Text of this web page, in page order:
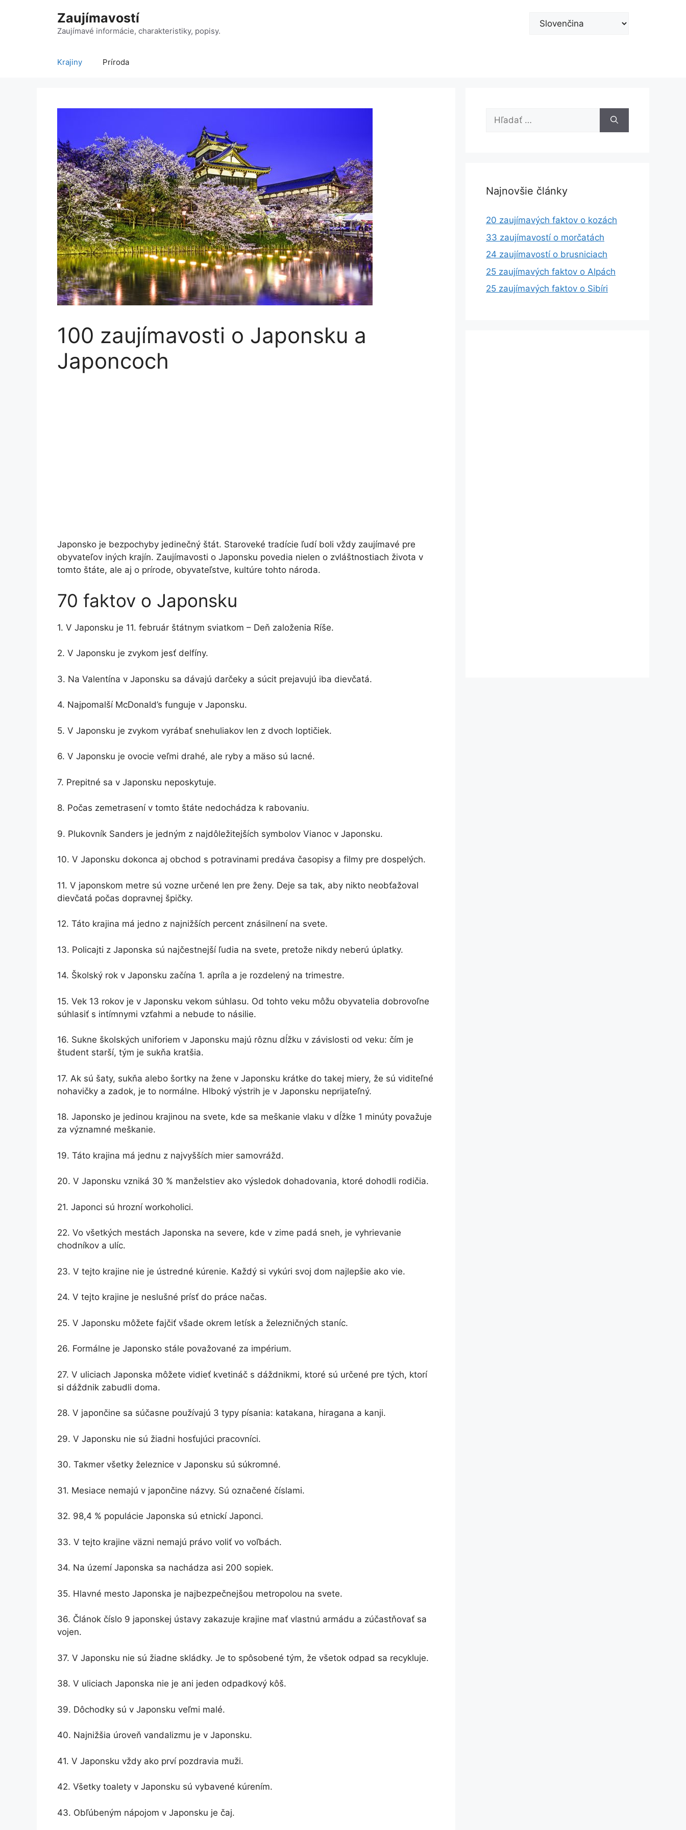
Zaujímavostí
Zaujímavé informácie, charakteristiky, popisy.
Vyberte
Krajiny Príroda
100 zaujímavosti o Japonsku a
Japoncoch
Japonsko je bezpochyby jedinečný štát. Staroveké tradície ľudí boli vždy zaujímavé pre
obyvateľov iných krajín. Zaujímavosti o Japonsku povedia nielen o zvláštnostiach života v
tomto štáte, ale aj o prírode, obyvateľstve, kultúre tohto národa.
70 faktov o Japonsku
1. V Japonsku je 11. február štátnym sviatkom – Deň založenia Ríše.
2. V Japonsku je zvykom jesť delfíny.
3. Na Valentína v Japonsku sa dávajú darčeky a súcit prejavujú iba dievčatá.
4. Najpomalší McDonald’s funguje v Japonsku.
5. V Japonsku je zvykom vyrábať snehuliakov len z dvoch loptičiek.
6. V Japonsku je ovocie veľmi drahé, ale ryby a mäso sú lacné.
7. Prepitné sa v Japonsku neposkytuje.
8. Počas zemetrasení v tomto štáte nedochádza k rabovaniu.
9. Plukovník Sanders je jedným z najdôležitejších symbolov Vianoc v Japonsku.
10. V Japonsku dokonca aj obchod s potravinami predáva časopisy a filmy pre dospelých.
11. V japonskom metre sú vozne určené len pre ženy. Deje sa tak, aby nikto neobťažoval
dievčatá počas dopravnej špičky.
12. Táto krajina má jedno z najnižších percent znásilnení na svete.
13. Policajti z Japonska sú najčestnejší ľudia na svete, pretože nikdy neberú úplatky.
14. Školský rok v Japonsku začína 1. apríla a je rozdelený na trimestre.
15. Vek 13 rokov je v Japonsku vekom súhlasu. Od tohto veku môžu obyvatelia dobrovoľne
súhlasiť s intímnymi vzťahmi a nebude to násilie.
16. Sukne školských uniforiem v Japonsku majú rôznu dĺžku v závislosti od veku: čím je
študent starší, tým je sukňa kratšia.
17. Ak sú šaty, sukňa alebo šortky na žene v Japonsku krátke do takej miery, že sú viditeľné
nohavičky a zadok, je to normálne. Hlboký výstrih je v Japonsku neprijateľný.
18. Japonsko je jedinou krajinou na svete, kde sa meškanie vlaku v dĺžke 1 minúty považuje
za významné meškanie.
19. Táto krajina má jednu z najvyšších mier samovrážd.
20. V Japonsku vzniká 30 % manželstiev ako výsledok dohadovania, ktoré dohodli rodičia.
21. Japonci sú hrozní workoholici.
22. Vo všetkých mestách Japonska na severe, kde v zime padá sneh, je vyhrievanie
chodníkov a ulíc.
23. V tejto krajine nie je ústredné kúrenie. Každý si vykúri svoj dom najlepšie ako vie.
24. V tejto krajine je neslušné prísť do práce načas.
25. V Japonsku môžete fajčiť všade okrem letísk a železničných staníc.
26. Formálne je Japonsko stále považované za impérium.
27. V uliciach Japonska môžete vidieť kvetináč s dáždnikmi, ktoré sú určené pre tých, ktorí
si dáždnik zabudli doma.
28. V japončine sa súčasne používajú 3 typy písania: katakana, hiragana a kanji.
29. V Japonsku nie sú žiadni hosťujúci pracovníci.
30. Takmer všetky železnice v Japonsku sú súkromné.
31. Mesiace nemajú v japončine názvy. Sú označené číslami.
32. 98,4 % populácie Japonska sú etnickí Japonci.
33. V tejto krajine väzni nemajú právo voliť vo voľbách.
34. Na území Japonska sa nachádza asi 200 sopiek.
35. Hlavné mesto Japonska je najbezpečnejšou metropolou na svete.
36. Článok číslo 9 japonskej ústavy zakazuje krajine mať vlastnú armádu a zúčastňovať sa
vojen.
37. V Japonsku nie sú žiadne skládky. Je to spôsobené tým, že všetok odpad sa recykluje.
38. V uliciach Japonska nie je ani jeden odpadkový kôš.
39. Dôchodky sú v Japonsku veľmi malé.
40. Najnižšia úroveň vandalizmu je v Japonsku.
41. V Japonsku vždy ako prví pozdravia muži.
42. Všetky toalety v Japonsku sú vybavené kúrením.
43. Obľúbeným nápojom v Japonsku je čaj.
Hľadať:
Najnovšie články
20 zaujímavých faktov o kozách
33 zaujímavostí o morčatách
24 zaujímavostí o brusniciach
25 zaujímavých faktov o Alpách
25 zaujímavých faktov o Sibíri